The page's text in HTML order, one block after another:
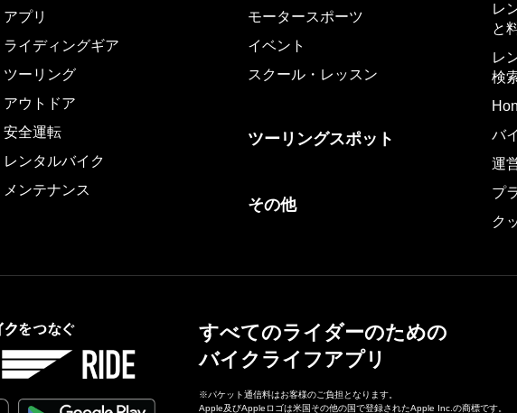
アプリ
ライディングギア
ツーリング
アウトドア
安全運転
レンタルバイク
メンテナンス
モータースポーツ
イベント
スクール・レッスン
ツーリングスポット
その他
レ
と
レ
検
バ
運
プ
ク
すべてのライダーのための
バイクライフアプリ
※パケット通信料はお客様のご負担となります。
Apple及びAppleロゴは米国その他の国で登録されたApple Inc.の商標です。